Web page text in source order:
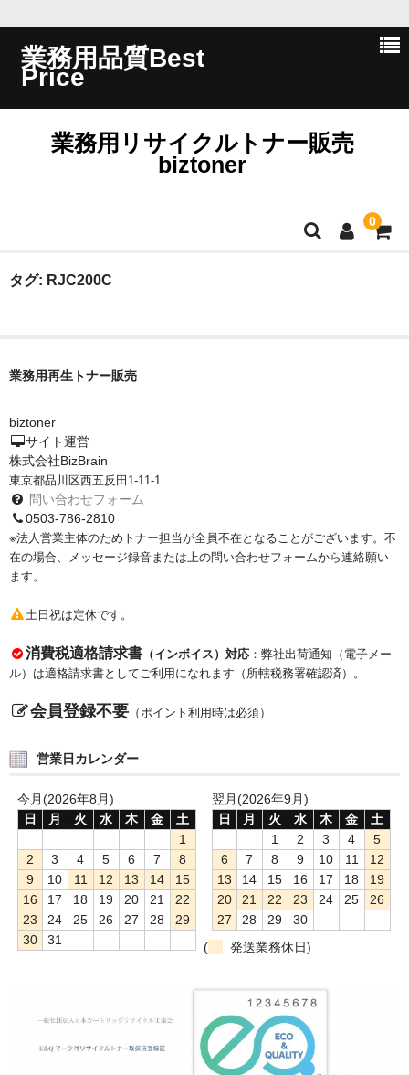
業務用品質Best
Price
業務用リサイクルトナー販売
biztoner
0
ホーム
PrivacyPolicy
特定商取引法に基づく表示
よくある質問
保証受付中
トナー・ドラム交換・修理
プリンタ補償
貴社都合返品
動画で分かる
トナー再生の流れ
もっと安い販売店があります。何が違うのですか？
リサイクルトナーで経費削減
リサイクルトナーの評価
リサイクルトナーを使える会社、使えない会社
全国発送・送料無料
タグ: RJC200C
業務用再生トナー販売
biztoner
サイト運営
株式会社BizBrain
東京都品川区西五反田1-11-1
問い合わせフォーム
0503-786-2810
※法人営業主体のためトナー担当が全員不在となることがございます。不
在の場合、メッセージ録音または上の問い合わせフォームから連絡願い
ます。
土日祝は定休です。
消費税適格請求書 （インボイス）対応 ：弊社出荷通知（電子メー
ル）は適格請求書としてご利用になれます（所轄税務署確認済）。
会員登録不要 （ポイント利用時は必須）
営業日カレンダー
今月(2026年8月)
日
月 火 水 木 金
土
1
2
3 4 5 6 7
8
9
10 11 12 13 14
15
16
17 18 19 20 21
22
23
24 25 26 27 28
29
30
31
翌月(2026年9月)
日
月 火 水 木 金
土
1
2 3 4
5
6
7 8 9 10 11
12
13
14 15 16 17 18
19
20
21 22 23 24 25
26
27
28 29
30
(
発送業務休日)